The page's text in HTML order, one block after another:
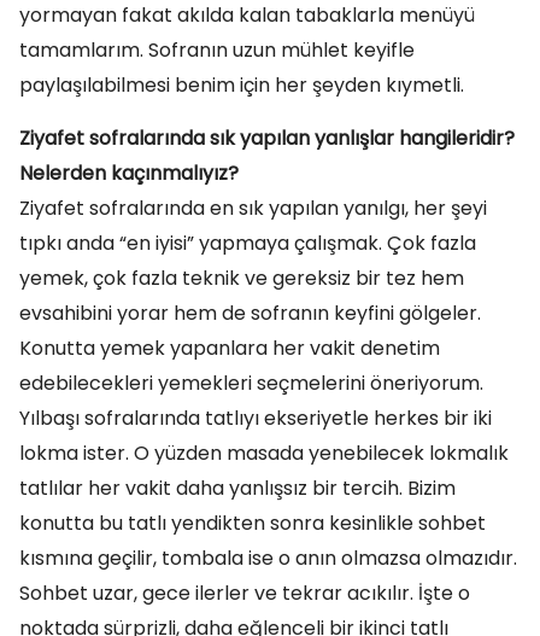
yormayan fakat akılda kalan tabaklarla menüyü
tamamlarım. Sofranın uzun mühlet keyifle
paylaşılabilmesi benim için her şeyden kıymetli.
Ziyafet sofralarında sık yapılan yanlışlar hangileridir?
Nelerden kaçınmalıyız?
Ziyafet sofralarında en sık yapılan yanılgı, her şeyi
tıpkı anda “en iyisi” yapmaya çalışmak. Çok fazla
yemek, çok fazla teknik ve gereksiz bir tez hem
evsahibini yorar hem de sofranın keyfini gölgeler.
Konutta yemek yapanlara her vakit denetim
edebilecekleri yemekleri seçmelerini öneriyorum.
Yılbaşı sofralarında tatlıyı ekseriyetle herkes bir iki
lokma ister. O yüzden masada yenebilecek lokmalık
tatlılar her vakit daha yanlışsız bir tercih. Bizim
konutta bu tatlı yendikten sonra kesinlikle sohbet
kısmına geçilir, tombala ise o anın olmazsa olmazıdır.
Sohbet uzar, gece ilerler ve tekrar acıkılır. İşte o
noktada sürprizli, daha eğlenceli bir ikinci tatlı